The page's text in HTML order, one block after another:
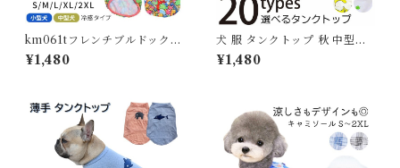
km061tフレンチブルドック
犬服 冷感 ひんやり クールウェ
ア 夏服 春 夏 タンクトップ 可
ブル 伸縮性 犬服 ドッグウェア
ペット服 かわいい服 おしゃれ
トイプードル トイプー チワワ
ダックス 袖なし 子犬 服 柄K
M061T
¥1,480
犬 服 タンクトップ 秋 中型犬
フレンチブルドッグ フレブル
おしゃれ かわいい 総柄 イラス
¥1,480